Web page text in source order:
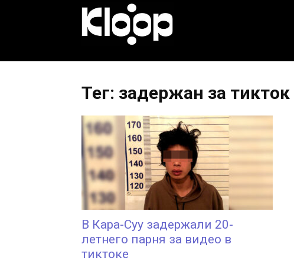
Новости
Кыргызстана
Тег: задержан за тикток
В Кара-Суу задержали 20-
летнего парня за видео в
тиктоке